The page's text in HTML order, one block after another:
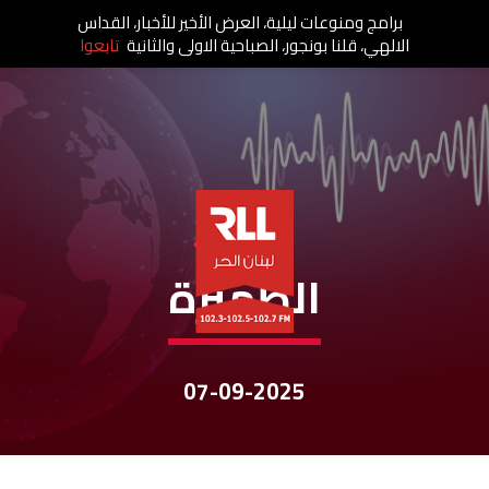
نشرات الأخبار
الظهيرة
07-09-2025
برامج ومنوعات ليلية، العرض الأخير للأخبار، القداس
الالهي، قلنا بونجور، الصباحية الاولى والثانية تابعوا